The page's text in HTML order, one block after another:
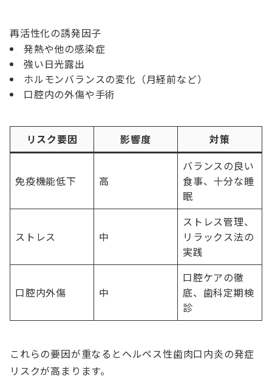
再活性化の誘発因子
発熱や他の感染症
強い日光露出
ホルモンバランスの変化（月経前など）
口腔内の外傷や手術
リスク要因 影響度 対策
免疫機能低下 高
バランスの良い
食事、十分な睡
眠
ストレス 中
ストレス管理、
リラックス法の
実践
口腔内外傷 中
口腔ケアの徹
底、歯科定期検
診
これらの要因が重なるとヘルペス性歯肉口内炎の発症
リスクが高まります。